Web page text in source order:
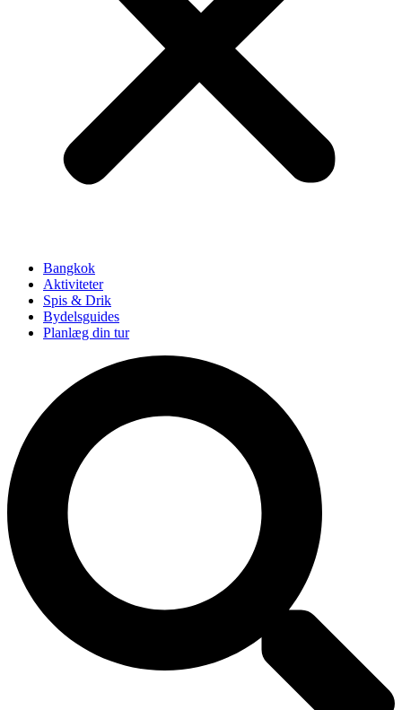
Bangkok
Aktiviteter
Spis & Drik
Bydelsguides
Planlæg din tur